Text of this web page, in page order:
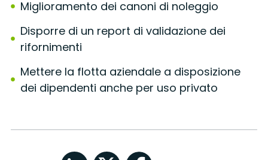
Miglioramento dei canoni di noleggio
Disporre di un report di validazione dei
rifornimenti
Mettere la flotta aziendale a disposizione
dei dipendenti anche per uso privato